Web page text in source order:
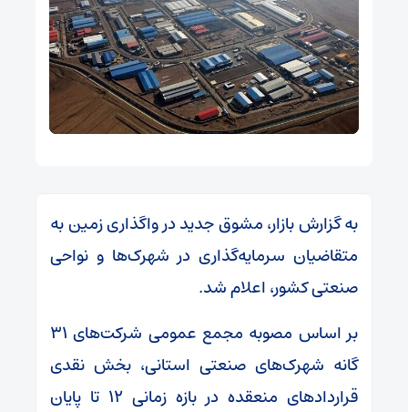
به گزارش بازار، مشوق جدید در واگذاری زمین به
متقاضیان سرمایه‌گذاری در شهرک‌ها و نواحی
صنعتی کشور، اعلام شد.
بر اساس مصوبه مجمع عمومی شرکت‌های ۳۱
گانه شهرک‌های صنعتی استانی، بخش نقدی
قراردادهای منعقده در بازه زمانی ۱۲ تا پایان